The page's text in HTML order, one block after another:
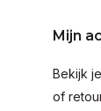
Mijn
Bekijk
of